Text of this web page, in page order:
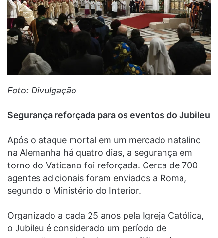
Foto: Divulgação
Segurança reforçada para os eventos do Jubileu
Após o ataque mortal em um mercado natalino
na Alemanha há quatro dias, a segurança em
torno do Vaticano foi reforçada. Cerca de 700
agentes adicionais foram enviados a Roma,
segundo o Ministério do Interior.
Organizado a cada 25 anos pela Igreja Católica,
o Jubileu é considerado um período de